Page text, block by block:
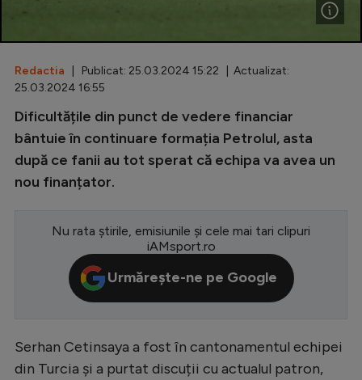
Inedit
Clasamente
Champions League
Europa League
CM 2026
Premier League
Serie A
Bundesliga
Redactia | Publicat: 25.03.2024 15:22 | Actualizat:
25.03.2024 16:55
Dificultățile din punct de vedere financiar
bântuie în continuare formația Petrolul, asta
după ce fanii au tot sperat că echipa va avea un
nou finanțator.
Nu rata știrile, emisiunile și cele mai tari clipuri
iAMsport.ro
Urmărește-ne pe Google
Serhan Cetinsaya a fost în cantonamentul echipei
din Turcia și a purtat discuții cu actualul patron,